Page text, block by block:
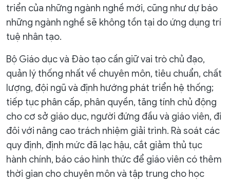
triển của những ngành nghề mới, cũng như dự báo
những ngành nghề sẽ không tồn tại do ứng dụng trí
tuệ nhân tạo.
Bộ Giáo dục và Đào tạo cần giữ vai trò chủ đạo,
quản lý thống nhất về chuyên môn, tiêu chuẩn, chất
lượng, đội ngũ và định hướng phát triển hệ thống;
tiếp tục phân cấp, phân quyền, tăng tính chủ động
cho cơ sở giáo dục, người đứng đầu và giáo viên, đi
đôi với nâng cao trách nhiệm giải trình. Rà soát các
quy định, định mức đã lạc hậu, cắt giảm thủ tục
hành chính, báo cáo hình thức để giáo viên có thêm
thời gian cho chuyên môn và tập trung cho học